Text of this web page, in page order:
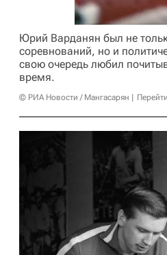
Юрий Варданян был не
соревнований, но и
свою очередь любил
время.
© РИА Новости / Мангасарян